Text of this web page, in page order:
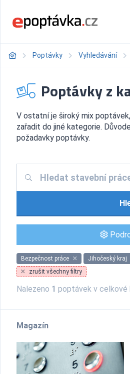
Poptávky Vyhledávání
Poptávky z
V ostatní je široký mix
zařadit do jiné kategorie.
požadavky poptávky.
Bezpečnost práce Jihočeský kraj
zrušit všechny filtry
Nalezeno 1 poptávek v celkové
Magazín